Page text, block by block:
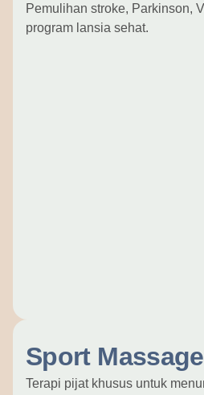
Pemulihan stroke, Parkinson,
program lansia sehat.
Sport Massage
Terapi pijat khusus untuk